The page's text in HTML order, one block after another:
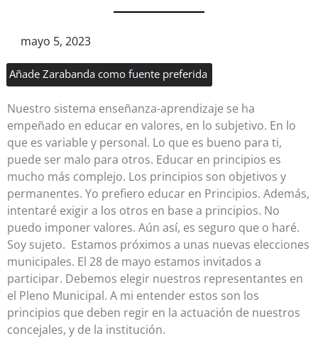
mayo 5, 2023
Añade Zarabanda como fuente preferida
Nuestro sistema enseñanza-aprendizaje se ha
empeñado en educar en valores, en lo subjetivo. En lo
que es variable y personal. Lo que es bueno para ti,
puede ser malo para otros. Educar en principios es
mucho más complejo. Los principios son objetivos y
permanentes. Yo prefiero educar en Principios. Además,
intentaré exigir a los otros en base a principios. No
puedo imponer valores. Aún así, es seguro que o haré.
Soy sujeto. Estamos próximos a unas nuevas elecciones
municipales. El 28 de mayo estamos invitados a
participar. Debemos elegir nuestros representantes en
el Pleno Municipal. A mi entender estos son los
principios que deben regir en la actuación de nuestros
concejales, y de la institución.